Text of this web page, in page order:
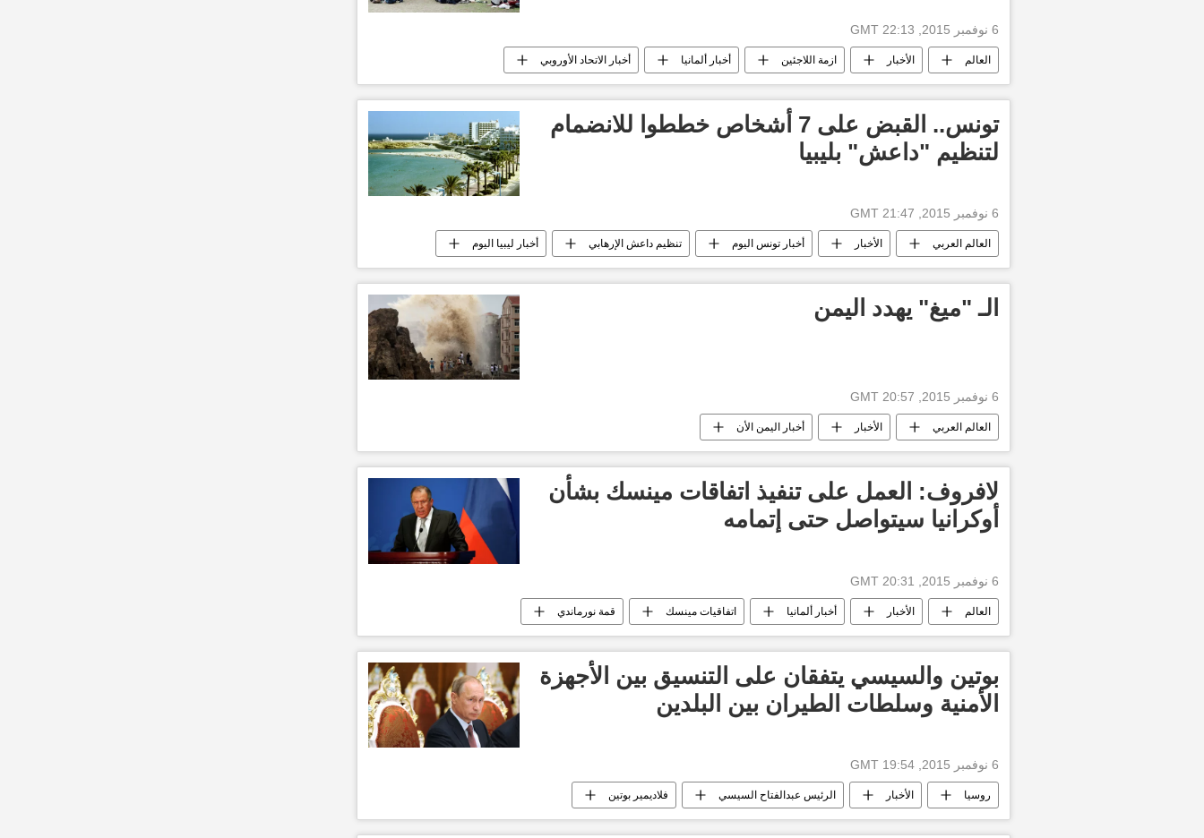
6 نوفمبر 2015, 22:13 GMT
العالم الأخبار ازمة اللاجئين أخبار ألمانيا أخبار الاتحاد الأوروبي
تونس.. القبض على 7 أشخاص خططوا للانضمام
لتنظيم "داعش" بليبيا
6 نوفمبر 2015, 21:47 GMT
العالم العربي الأخبار أخبار تونس اليوم تنظيم داعش الإرهابي أخبار ليبيا اليوم
الـ "ميغ" يهدد اليمن
6 نوفمبر 2015, 20:57 GMT
العالم العربي الأخبار أخبار اليمن الأن
لافروف: العمل على تنفيذ اتفاقات مينسك بشأن
أوكرانيا سيتواصل حتى إتمامه
6 نوفمبر 2015, 20:31 GMT
العالم الأخبار أخبار ألمانيا اتفاقيات مينسك قمة نورماندي
بوتين والسيسي يتفقان على التنسيق بين الأجهزة
الأمنية وسلطات الطيران بين البلدين
6 نوفمبر 2015, 19:54 GMT
روسيا الأخبار الرئيس عبدالفتاح السيسي فلاديمير بوتين